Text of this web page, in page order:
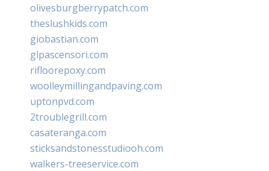
olivesburgberrypatch.com
theslushkids.com
giobastian.com
glpascensori.com
rifloorepoxy.com
woolleymillingandpaving.com
uptonpvd.com
2troublegrill.com
casateranga.com
sticksandstonesstudiooh.com
walkers-treeservice.com